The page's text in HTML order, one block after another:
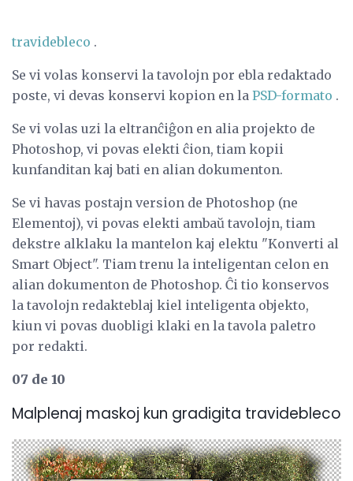
travidebleco .
Se vi volas konservi la tavolojn por ebla redaktado
poste, vi devas konservi kopion en la PSD-formato .
Se vi volas uzi la eltranĉiĝon en alia projekto de
Photoshop, vi povas elekti ĉion, tiam kopii
kunfanditan kaj bati en alian dokumenton.
Se vi havas postajn version de Photoshop (ne
Elementoj), vi povas elekti ambaŭ tavolojn, tiam
dekstre alklaku la mantelon kaj elektu "Konverti al
Smart Object". Tiam trenu la inteligentan celon en
alian dokumenton de Photoshop. Ĉi tio konservos
la tavolojn redakteblaj kiel inteligenta objekto,
kiun vi povas duobligi klaki en la tavola paletro
por redakti.
07 de 10
Malplenaj maskoj kun gradigita travidebleco